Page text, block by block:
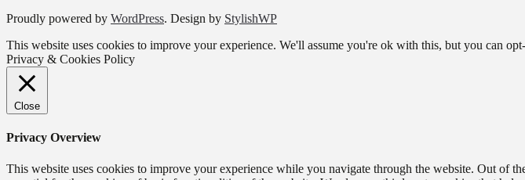
Proudly powered by WordPress. Design by StylishWP
This website uses cookies to improve your experience. We'll assume you're ok with this, but you can
Privacy & Cookies Policy
Close
Privacy Overview
This website uses cookies to improve your experience while you navigate through the website. Out of